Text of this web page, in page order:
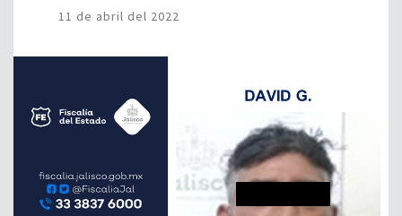
11 de abril del 2022